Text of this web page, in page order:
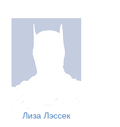
Лиза Лэссек